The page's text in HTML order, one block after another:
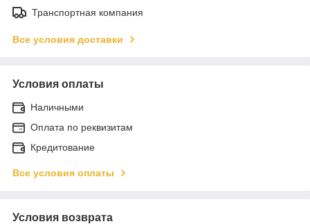
Транспортная компания
Все условия доставки
Условия оплаты
Наличными
Оплата по реквизитам
Кредитование
Все условия оплаты
Условия возврата